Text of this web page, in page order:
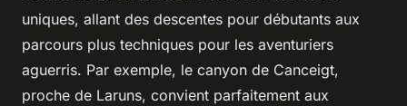
uniques, allant des descentes pour débutants aux
parcours plus techniques pour les aventuriers
aguerris. Par exemple, le canyon de Canceigt,
proche de Laruns, convient parfaitement aux